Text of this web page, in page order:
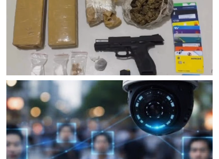
Polícia Civil cumpre mandados de prisão contra esquema
criminoso de agiotagem que movimentou cerca de R$ 10
milhões em Senhor do Bonfim (BA); dois foram presos e
uma mulher é procurada
JUAZEIRO
Confronto na BR 235 resulta na morte de homem com
mandados de prisão em Juazeiro (BA); Rondesp
apreendeu pistola e drogas